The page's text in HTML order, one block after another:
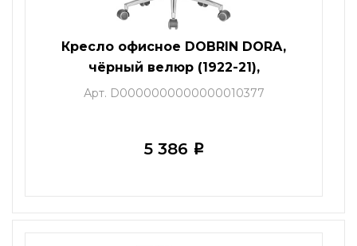
Кресло офисное DOBRIN DORA,
чёрный велюр (1922-21),
хромированная сталь
Арт. D0000000000000010377
5 386 i